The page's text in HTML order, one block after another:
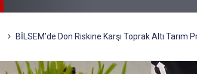
BİLSEM’de Don Riskine Karşı Toprak Altı Tarım